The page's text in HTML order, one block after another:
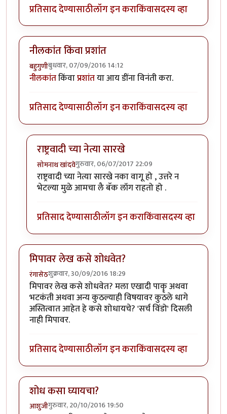
प्रतिसाद देण्यासाठीलॉग इन कराकिंवासदस्य व्हा
नीलकांत किंवा प्रशांत
बहुगुणीबुधवार, 07/09/2016 14:12
नीलकांतकिंवाप्रशांतया आय डींना विनंती करा.
प्रतिसाद देण्यासाठीलॉग इन कराकिंवासदस्य व्हा
राष्ट्रवादी च्या नेत्या सारखे
सोमनाथ खांदवेगुरुवार, 06/07/2017 22:09
In reply toनीलकांत किंवा प्रशांतbyबहुगुणी
राष्ट्रवादी च्या नेत्या सारखे नका वागू हो , उत्तरे न
भेटल्या मुळे आमचा लै बॅक लॉग राहतो हो .
प्रतिसाद देण्यासाठीलॉग इन कराकिंवासदस्य व्हा
मिपावर लेख कसे शोधवेत?
रंगासेठशुक्रवार, 30/09/2016 18:29
मिपावर लेख कसे शोधवेत? मला एखादी पाकॄ अथवा
भटकंती अथवा अन्य कुठल्याही विषयावर कुठले धागे
अस्तित्वात आहेत हे कसे शोधायचे? 'सर्च विंडो' दिसली
नाही मिपावर.
प्रतिसाद देण्यासाठीलॉग इन कराकिंवासदस्य व्हा
शोध कसा घ्यायचा?
आशुजीगुरुवार, 20/10/2016 19:50